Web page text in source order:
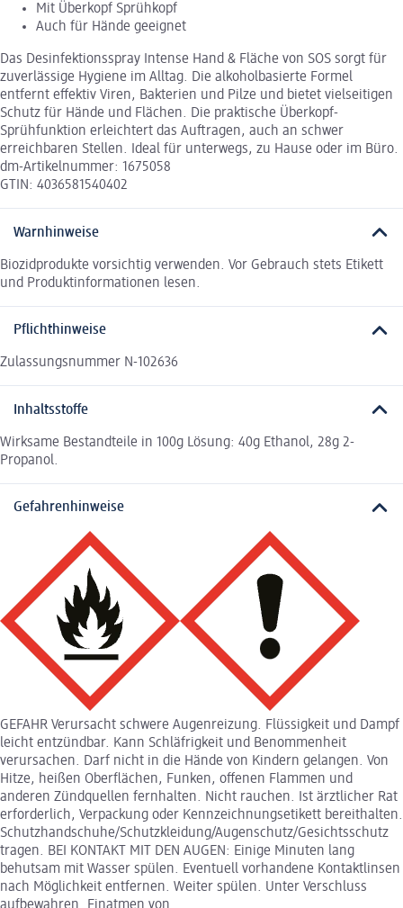
Mit Überkopf Sprühkopf
Auch für Hände geeignet
Das Desinfektionsspray Intense Hand & Fläche von SOS sorgt für
zuverlässige Hygiene im Alltag. Die alkoholbasierte Formel
entfernt effektiv Viren, Bakterien und Pilze und bietet vielseitigen
Schutz für Hände und Flächen. Die praktische Überkopf-
Sprühfunktion erleichtert das Auftragen, auch an schwer
erreichbaren Stellen. Ideal für unterwegs, zu Hause oder im Büro.
dm-Artikelnummer: 1675058
GTIN: 4036581540402
Warnhinweise
Biozidprodukte vorsichtig verwenden. Vor Gebrauch stets Etikett
und Produktinformationen lesen.
Pflichthinweise
Zulassungsnummer N-102636
Inhaltsstoffe
Wirksame Bestandteile in 100g Lösung: 40g Ethanol, 28g 2-
Propanol.
Gefahrenhinweise
GEFAHR Verursacht schwere Augenreizung. Flüssigkeit und Dampf
leicht entzündbar. Kann Schläfrigkeit und Benommenheit
verursachen. Darf nicht in die Hände von Kindern gelangen. Von
Hitze, heißen Oberflächen, Funken, offenen Flammen und
anderen Zündquellen fernhalten. Nicht rauchen. Ist ärztlicher Rat
erforderlich, Verpackung oder Kennzeichnungsetikett bereithalten.
Schutzhandschuhe/Schutzkleidung/Augenschutz/Gesichtsschutz
tragen. BEI KONTAKT MIT DEN AUGEN: Einige Minuten lang
behutsam mit Wasser spülen. Eventuell vorhandene Kontaktlinsen
nach Möglichkeit entfernen. Weiter spülen. Unter Verschluss